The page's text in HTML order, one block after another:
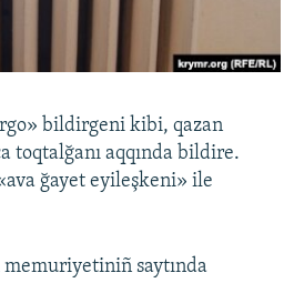
bildirgeni kibi, qazan
toqtalğanı aqqında bildire.
ğayet eyileşkeni» ile
saytında